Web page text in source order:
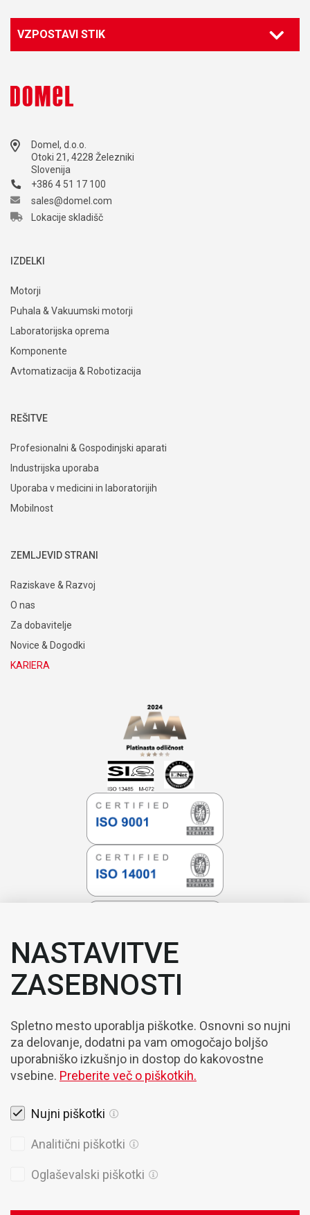
VZPOSTAVI STIK
Domel, d.o.o.
Otoki 21, 4228 Železniki
Slovenija
+386 4 51 17 100
sales@domel.com
Lokacije skladišč
IZDELKI
Motorji
Puhala & Vakuumski motorji
Laboratorijska oprema
Komponente
Avtomatizacija & Robotizacija
REŠITVE
Profesionalni & Gospodinjski aparati
Industrijska uporaba
Uporaba v medicini in laboratorijih
Mobilnost
ZEMLJEVID STRANI
Raziskave & Razvoj
O nas
Za dobavitelje
Novice & Dogodki
KARIERA
NASTAVITVE
ZASEBNOSTI
Spletno mesto uporablja piškotke. Osnovni so nujni
za delovanje, dodatni pa vam omogočajo boljšo
uporabniško izkušnjo in dostop do kakovostne
vsebine. Preberite več o piškotkih.
Nujni piškotki
Analitični piškotki
Oglaševalski piškotki